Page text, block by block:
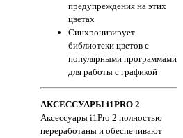
предупреждения на этих
цветах
Синхронизирует
библиотеки цветов с
популярными программами
для работы с графикой
АКСЕССУАРЫ i1PRO 2
Аксессуары i1Pro 2 полностью
переработаны и обеспечивают